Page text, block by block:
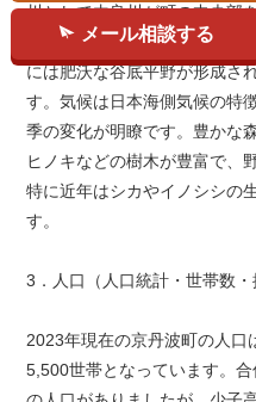
川として由良川が町の中央部
林川、質志川などが町内を貫
には肥沃な谷底平野が形成さ
す。気候は日本海側気候の特
季の変化が明瞭です。豊かな
ヒノキなどの樹木が豊富で、
特に近年はシカやイノシシの
す。
3．人口（人口統計・世帯数・
2023年現在の京丹波町の人口
5,500世帯となっています。
メール相談する